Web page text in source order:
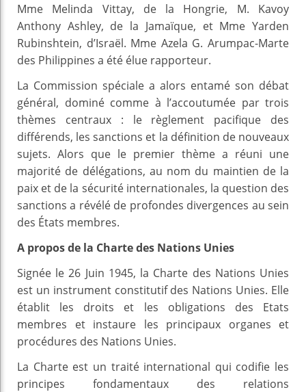
Mme Melinda Vittay, de la Hongrie, M. Kavoy
Anthony Ashley, de la Jamaïque, et Mme Yarden
Rubinshtein, d’Israël. Mme Azela G. Arumpac-Marte
des Philippines a été élue rapporteur.
La Commission spéciale a alors entamé son débat
général, dominé comme à l’accoutumée par trois
thèmes centraux : le règlement pacifique des
différends, les sanctions et la définition de nouveaux
sujets. Alors que le premier thème a réuni une
majorité de délégations, au nom du maintien de la
paix et de la sécurité internationales, la question des
sanctions a révélé de profondes divergences au sein
des États membres.
A propos de la Charte des Nations Unies
Signée le 26 Juin 1945, la Charte des Nations Unies
est un instrument constitutif des Nations Unies. Elle
établit les droits et les obligations des Etats
membres et instaure les principaux organes et
procédures des Nations Unies.
La Charte est un traité international qui codifie les
principes fondamentaux des relations